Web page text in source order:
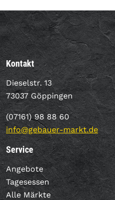
Kontakt
Dieselstr. 13
73037 Göppingen
(07161) 98 88 60
info@gebauer-markt.de
Service
Angebote
Tagesessen
Alle Märkte